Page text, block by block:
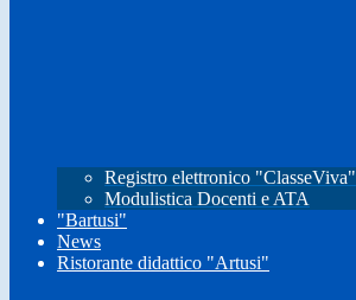
Registro elettronico "ClasseViva"
Modulistica Docenti e ATA
"Bartusi"
News
Ristorante didattico "Artusi"